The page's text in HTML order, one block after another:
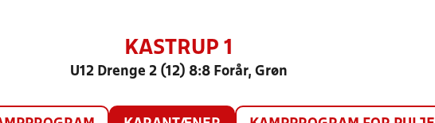
KASTRUP 1
U12 Drenge 2 (12) 8:8 Forår, Grøn